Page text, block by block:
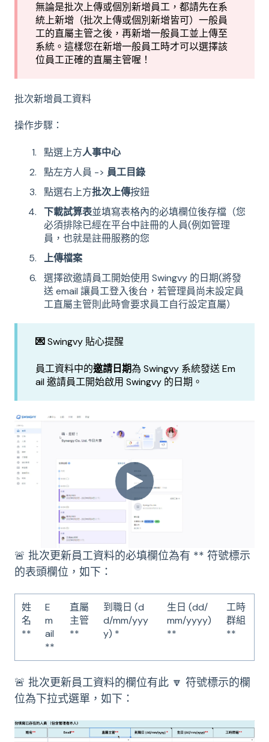
無論是批次上傳或個別新增員工，都請先在系
統上新增（批次上傳或個別新增皆可）一般員
工的直屬主管之後，再新增一般員工並上傳至
系統。這樣您在新增一般員工時才可以選擇該
位員工正確的直屬主管喔！
批次新增員工資料
操作步驟：
點選上方人事中心
點左方人員 -> 員工目錄
點選右上方批次上傳按鈕
下載試算表並填寫表格內的必填欄位後存檔（您
必須排除已經在平台中註冊的人員(例如管理
員，也就是註冊服務的您
上傳檔案
選擇欲邀請員工開始使用 Swingvy 的日期(將發
送 email 讓員工登入後台，若管理員尚未設定員
工直屬主管則此時會要求員工自行設定直屬）
💌Swingvy 貼心提醒
員工資料中的邀請日期為 Swingvy 系統發送 Em
ail 邀請員工開始啟用 Swingvy 的日期。
🚨 批次更新員工資料的必填欄位為有 ** 符號標示
的表頭欄位，如下：
姓
名
**
E
m
ail
**
直屬
主管
**
到職日 (d
d/mm/yyy
y) *
生日 (dd/
mm/yyyy)
**
工時
群組
**
🚨 批次更新員工資料的欄位有此 🔽 符號標示的欄
位為下拉式選單，如下：